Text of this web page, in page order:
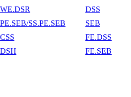
WE.DSR
PE.SEB/SS.PE.SEB
CSS
DSH
DSS
SEB
FE.DSS
FE.SEB